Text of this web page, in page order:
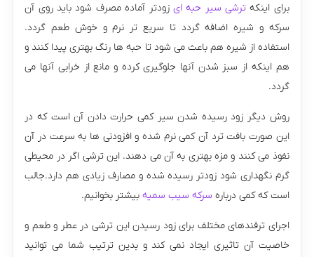
برای اینکهترشی سیر حبه ای زودتر آماده مصرف شود باید روی آن
سرکه و شیره اضافه گردد تا سریع تر نرم و خوش طعم گردد.
استفاده از شیره هم باعث می شود تا حبه ها رنگ بهتری پیدا کنند و
هم اینکه از سبز شدن آنها جلوگیری کرده و مانع از خرابی آنها می
گردد.
روش دیگر زود رسیده شدن سیر کمی حرارت دادن آن است که در
این صورت بافت ترد آن کمی نرم شده و افزودنی ها به سرعت در آن
نفوذ می کنند و مزه بهتری به آن می دهند. این ترشی اگر در محیطی
گرم نگهداری شود زودتر رسیده شده و مصارف زیادی هم دارد.جالب
است که کمی درباره سرکه سیب سمیه بیشتر بخوانیم.
اجرای ترفندهای مختلف برای زود رسیدن این ترشی در عطر و طعم و
خاصیت آن تاثیری ایجاد نمی کند و بدین ترتیب شما می توانید